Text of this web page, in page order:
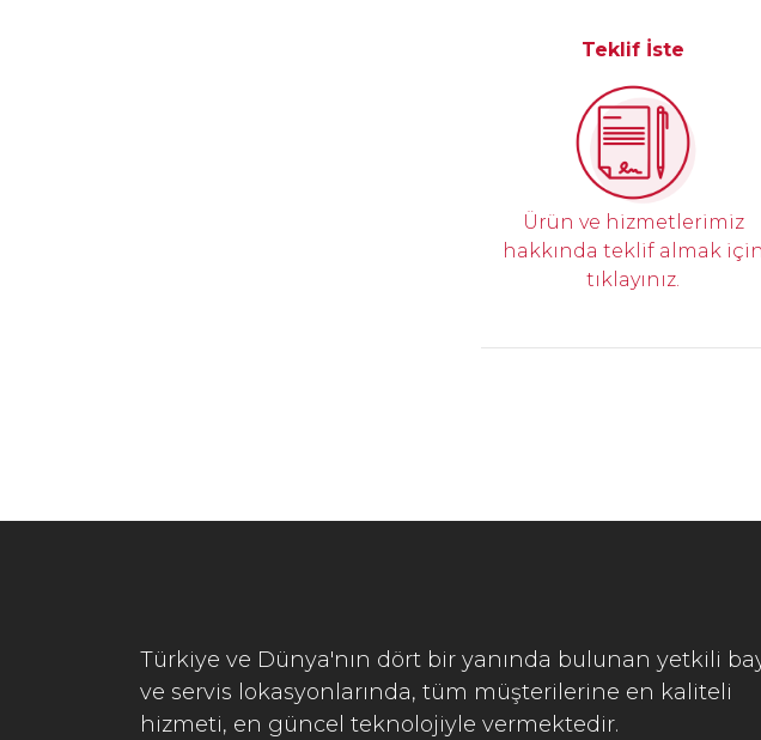
Teklif İste
Ürün ve hizmetlerimiz
hakkında teklif almak için
tıklayınız.
Türkiye ve Dünya'nın dört bir yanında bulunan yetkili
ve servis lokasyonlarında, tüm müşterilerine en kaliteli
hizmeti, en güncel teknolojiyle vermektedir.